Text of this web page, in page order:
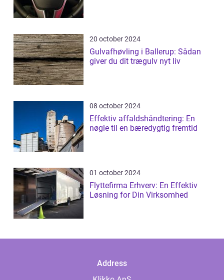
20 october 2024
Gulvafhøvling i Ballerup: Sådan
giver du dit trægulv nyt liv
08 october 2024
Effektiv affaldshåndtering: En
nøgle til en bæredygtig fremtid
01 october 2024
Flyttefirma Erhverv: En Effektiv
Løsning for Din Virksomhed
Address